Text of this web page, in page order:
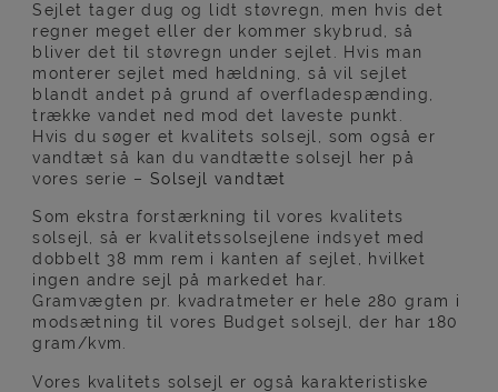
Sejlet tager dug og lidt støvregn, men hvis det
regner meget eller der kommer skybrud, så
bliver det til støvregn under sejlet. Hvis man
monterer sejlet med hældning, så vil sejlet
blandt andet på grund af overfladespænding,
trække vandet ned mod det laveste punkt.
Hvis du søger et kvalitets solsejl, som også er
vandtæt så kan du vandtætte solsejl her på
vores serie – Solsejl vandtæt
Som ekstra forstærkning til vores kvalitets
solsejl, så er kvalitetssolsejlene indsyet med
dobbelt 38 mm rem i kanten af sejlet, hvilket
ingen andre sejl på markedet har.
Gramvægten pr. kvadratmeter er hele 280 gram i
modsætning til vores Budget solsejl, der har 180
gram/kvm.
Vores kvalitets solsejl er også karakteristiske